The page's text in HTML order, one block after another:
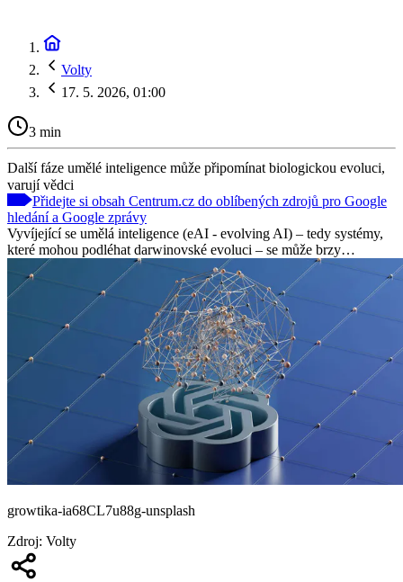
Volty
17. 5. 2026, 01:00
3 min
Další fáze umělé inteligence může připomínat biologickou evoluci,
varují vědci
Přidejte si obsah Centrum.cz do oblíbených zdrojů pro Google
hledání a Google zprávy
Vyvíjející se umělá inteligence (eAI - evolving AI) – tedy systémy,
které mohou podléhat darwinovské evoluci – se může brzy…
growtika-ia68CL7u88g-unsplash
Zdroj: Volty